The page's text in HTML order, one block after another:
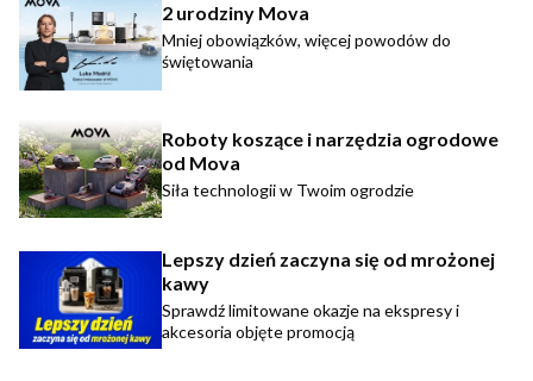
2 urodziny Mova
Mniej obowiązków, więcej powodów do
świętowania
Roboty koszące i narzędzia ogrodowe
od Mova
Siła technologii w Twoim ogrodzie
Lepszy dzień zaczyna się od mrożonej
kawy
Sprawdź limitowane okazje na ekspresy i
akcesoria objęte promocją